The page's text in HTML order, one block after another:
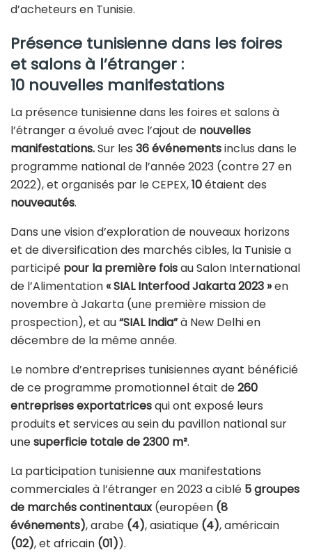
d’acheteurs en Tunisie.
Présence tunisienne dans les foires
et salons à l’étranger :
10 nouvelles manifestations
La présence tunisienne dans les foires et salons à
l’étranger a évolué avec l’ajout de nouvelles
manifestations.Sur les 36 événementsinclus dans le
programme national de l’année 2023 (contre 27 en
2022), et organisés par le CEPEX,10étaient des
nouveautés.
Dans une vision d’exploration de nouveaux horizons
et de diversification des marchés cibles, la Tunisie a
participé pour la première foisau Salon International
de l’Alimentation« SIAL Interfood Jakarta 2023 »en
novembre à Jakarta (une première mission de
prospection), et au“SIAL India”à New Delhi en
décembre de la même année.
Le nombre d’entreprises tunisiennes ayant bénéficié
de ce programme promotionnel était de260
entreprises exportatricesqui ont exposé leurs
produits et services au sein du pavillon national sur
unesuperficie totale de 2300 m².
La participation tunisienne aux manifestations
commerciales à l’étranger en 2023 a ciblé 5 groupes
de marchés continentaux (européen (8
événements), arabe (4), asiatique (4), américain
(02), et africain (01)).